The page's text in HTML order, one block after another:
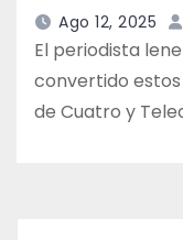
Ago 12, 2025
El periodista
convertido estos
de Cuatro y